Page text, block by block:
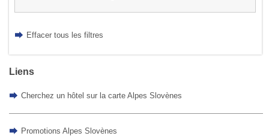
Effacer tous les filtres
Liens
Cherchez un hôtel sur la carte Alpes Slovènes
Promotions Alpes Slovènes